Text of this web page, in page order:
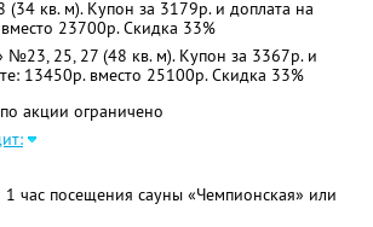
кв. м). Купон за 3179р. и доплата на
23700р. Скидка 33%
25, 27 (48 кв. м). Купон за 3367р. и
13450р. вместо 25100р. Скидка 33%
акции ограничено
1 час посещения сауны «Чемпионская» или